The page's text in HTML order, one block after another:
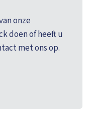
onze
doen of heeft u
met ons op.